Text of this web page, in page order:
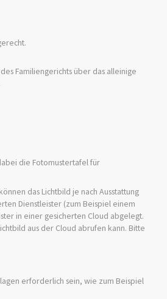
Familiengerichts über das alleinige
die Fotomustertafel für
das Lichtbild je nach Ausstattung
Dienstleister (zum Beispiel einem
in einer gesicherten Cloud abgelegt.
aus der Cloud abrufen kann. Bitte
erforderlich sein, wie zum Beispiel